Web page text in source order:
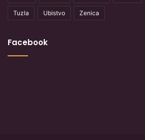
Tuzla Ubistvo Zenica
Facebook